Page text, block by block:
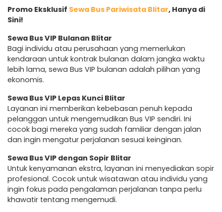
Promo Eksklusif Sewa Bus Pariwisata Blitar, Hanya di
Sini!
Sewa Bus VIP Bulanan Blitar
Bagi individu atau perusahaan yang memerlukan
kendaraan untuk kontrak bulanan dalam jangka waktu
lebih lama, sewa Bus VIP bulanan adalah pilihan yang
ekonomis.
Sewa Bus VIP Lepas Kunci Blitar
Layanan ini memberikan kebebasan penuh kepada
pelanggan untuk mengemudikan Bus VIP sendiri. Ini
cocok bagi mereka yang sudah familiar dengan jalan
dan ingin mengatur perjalanan sesuai keinginan.
Sewa Bus VIP dengan Sopir Blitar
Untuk kenyamanan ekstra, layanan ini menyediakan sopir
profesional. Cocok untuk wisatawan atau individu yang
ingin fokus pada pengalaman perjalanan tanpa perlu
khawatir tentang mengemudi.